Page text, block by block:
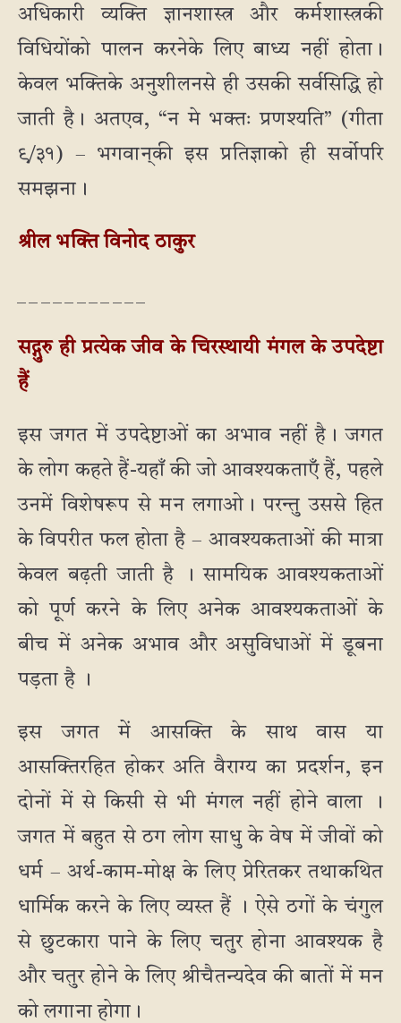
अधिकारी व्यक्ति ज्ञानशास्त्र और कर्मशास्त्रकी
विधियोंको पालन करनेके लिए बाध्य नहीं होता।
केवल भक्तिके अनुशीलनसे ही उसकी सर्वसिद्धि हो
जाती है। अतएव, “न मे भक्तः प्रणश्यति” (गीता
९/३१) – भगवान्‌की इस प्रतिज्ञाको ही सर्वोपरि
समझना।
श्रील भक्ति विनोद ठाकुर
सद्गुरु ही प्रत्येक जीव के चिरस्थायी मंगल के उपदेष्टा
हैं
इस जगत में उपदेष्टाओं का अभाव नहीं है। जगत
के लोग कहते हैं-यहाँ की जो आवश्यकताएँ हैं, पहले
उनमें विशेषरूप से मन लगाओ। परन्तु उससे हित
के विपरीत फल होता है – आवश्यकताओं की मात्रा
केवल बढ़ती जाती है । सामयिक आवश्यकताओं
को पूर्ण करने के लिए अनेक आवश्यकताओं के
बीच में अनेक अभाव और असुविधाओं में डूबना
पड़ता है ।
इस जगत में आसक्ति के साथ वास या
आसक्तिरहित होकर अति वैराग्य का प्रदर्शन, इन
दोनों में से किसी से भी मंगल नहीं होने वाला ।
जगत में बहुत से ठग लोग साधु के वेष में जीवों को
धर्म – अर्थ-काम-मोक्ष के लिए प्रेरितकर तथाकथित
धार्मिक करने के लिए व्यस्त हैं । ऐसे ठगों के चंगुल
से छुटकारा पाने के लिए चतुर होना आवश्यक है
और चतुर होने के लिए श्रीचैतन्यदेव की बातों में मन
को लगाना होगा।